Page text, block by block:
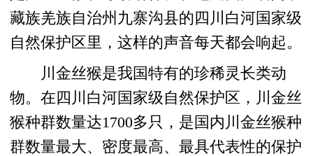
藏族羌族自治州九寨沟县的四川白河国家级
自然保护区里，这样的声音每天都会响起。
川金丝猴是我国特有的珍稀灵长类动
物。在四川白河国家级自然保护区，川金丝
猴种群数量达1700多只，是国内川金丝猴种
群数量最大、密度最高、最具代表性的保护